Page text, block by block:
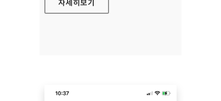
우체국보험 (ANDROID VER. 2.0.3)
자세히보기